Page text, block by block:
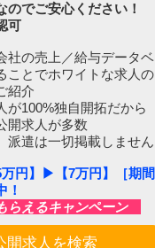
のでご安心ください！
可
社の売上／給与データベ
ことでホワイトな求人の
紹介
が100%独自開拓だから
開求人が多数
派遣は一切掲載しません
円】▶︎【7万円】［期間
らえるキャンペーン
開求人を検索